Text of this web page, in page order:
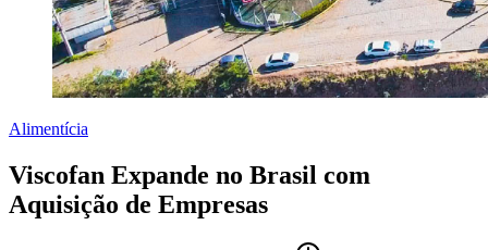
Alimentícia
Viscofan Expande no Brasil com
Aquisição de Empresas